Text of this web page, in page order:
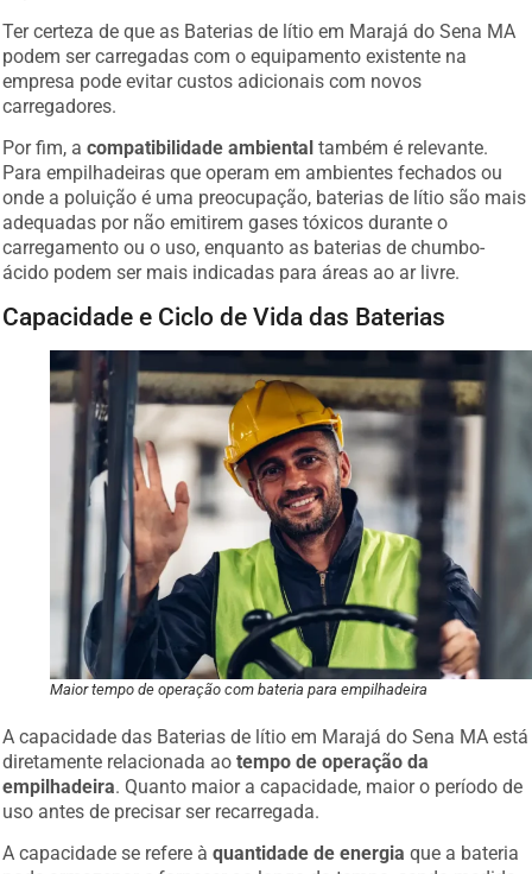
Ter certeza de que as Baterias de lítio em Marajá do Sena MA
podem ser carregadas com o equipamento existente na
empresa pode evitar custos adicionais com novos
carregadores.
Por fim, acompatibilidade ambiental também é relevante.
Para empilhadeiras que operam em ambientes fechados ou
onde a poluição é uma preocupação, baterias de lítio são mais
adequadas por não emitirem gases tóxicos durante o
carregamento ou o uso, enquanto as baterias de chumbo-
ácido podem ser mais indicadas para áreas ao ar livre.
Capacidade e Ciclo de Vida das Baterias
Maior tempo de operação com bateria para empilhadeira
A capacidade das Baterias de lítio em Marajá do Sena MA está
diretamente relacionada aotempo de operação da
empilhadeira. Quanto maior a capacidade, maior o período de
uso antes de precisar ser recarregada.
A capacidade se refere àquantidade de energia que a bateria